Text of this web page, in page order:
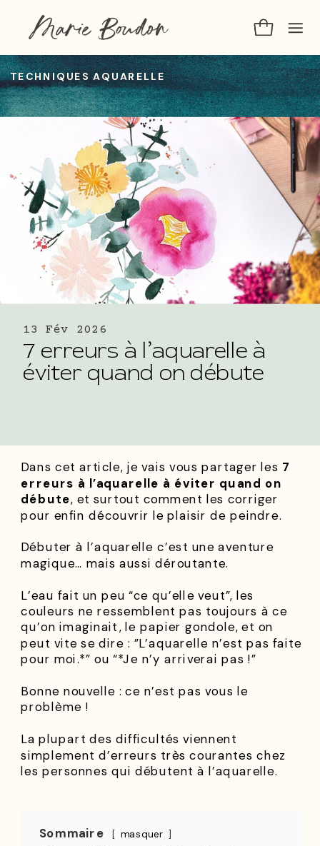
7 erreurs à l’aquarelle à
éviter quand on débute
13 Fév 2026
TECHNIQUES AQUARELLE
Dans cet article, je vais vous partager les 7
erreurs à l’aquarelle à éviter quand on
débute, et surtout comment les corriger
pour enfin découvrir le plaisir de peindre.
Débuter à l’aquarelle c’est une aventure
magique… mais aussi déroutante.
L’eau fait un peu “ce qu’elle veut”, les
couleurs ne ressemblent pas toujours à ce
qu’on imaginait, le papier gondole, et on
peut vite se dire : ”L’aquarelle n’est pas faite
pour moi.*” ou “*Je n’y arriverai pas !”
Bonne nouvelle : ce n’est pas vous le
problème !
La plupart des difficultés viennent
simplement d’erreurs très courantes chez
les personnes qui débutent à l’aquarelle.
Sommaire masquer